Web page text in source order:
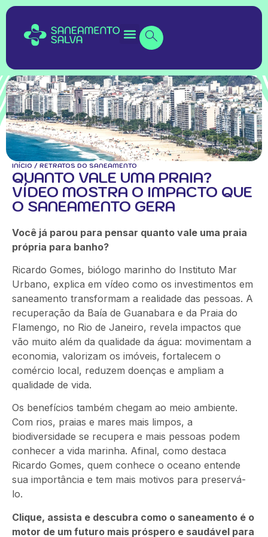
INÍCIO / RETRATOS DO SANEAMENTO
QUANTO VALE UMA PRAIA?
VÍDEO MOSTRA O IMPACTO QUE
O SANEAMENTO GERA
Você já parou para pensar quanto vale uma praia
própria para banho?
Ricardo Gomes, biólogo marinho do Instituto Mar
Urbano, explica em vídeo como os investimentos em
saneamento transformam a realidade das pessoas. A
recuperação da Baía de Guanabara e da Praia do
Flamengo, no Rio de Janeiro, revela impactos que
vão muito além da qualidade da água: movimentam a
economia, valorizam os imóveis, fortalecem o
comércio local, reduzem doenças e ampliam a
qualidade de vida.
Os benefícios também chegam ao meio ambiente.
Com rios, praias e mares mais limpos, a
biodiversidade se recupera e mais pessoas podem
conhecer a vida marinha. Afinal, como destaca
Ricardo Gomes, quem conhece o oceano entende
sua importância e tem mais motivos para preservá-
lo.
Clique, assista e descubra como o saneamento é o
motor de um futuro mais próspero e saudável para